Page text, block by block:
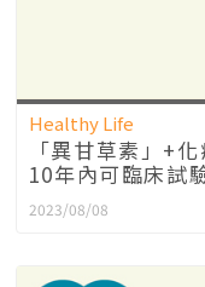
Healthy Life
「異甘草素」+
10年內可臨床試
2023/08/08